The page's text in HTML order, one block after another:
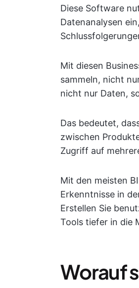
Diese Software
Datenanalysen
Mit diesen
sammeln, nicht
nicht nur Daten,
Das bedeutet,
zwischen
Zugriff auf
Mit den meisten
Erkenntnisse in
Erstellen Sie
Tools tiefer in die
Worauf